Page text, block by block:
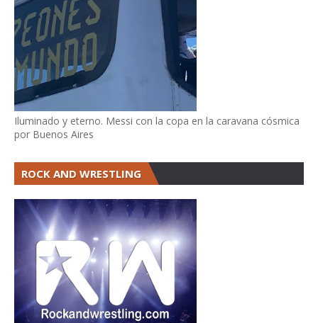
Iluminado y eterno. Messi con la copa en la caravana cósmica
por Buenos Aires
ROCK AND WRESTLING